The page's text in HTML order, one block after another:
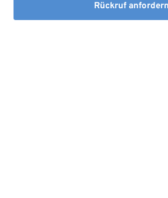
Rückruf anfordern